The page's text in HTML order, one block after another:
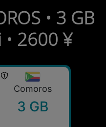
• 3 GB
• 2600 ¥
Comoros
3 GB